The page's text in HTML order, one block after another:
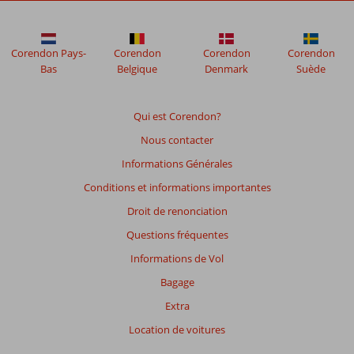
affichés
afin
de
Qui est Corendon?
Nous contacter
Informations Générales
Conditions et informations importantes
Droit de renonciation
Questions fréquentes
Informations de Vol
Bagage
Extra
Location de voitures
Corendon Pays-
Bas
Corendon
Belgique
Corendon
Denmark
Corendon
Suède